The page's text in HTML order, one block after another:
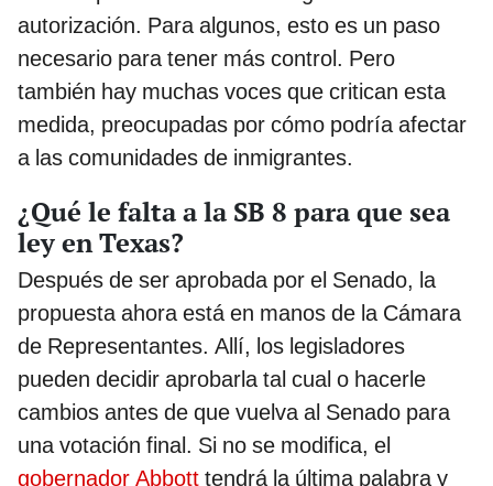
autorización. Para algunos, esto es un paso
necesario para tener más control. Pero
también hay muchas voces que critican esta
medida, preocupadas por cómo podría afectar
a las comunidades de inmigrantes.
¿Qué le falta a la SB 8 para que sea
ley en Texas?
Después de ser aprobada por el Senado, la
propuesta ahora está en manos de la Cámara
de Representantes. Allí, los legisladores
pueden decidir aprobarla tal cual o hacerle
cambios antes de que vuelva al Senado para
una votación final. Si no se modifica, el
gobernador Abbott tendrá la última palabra y